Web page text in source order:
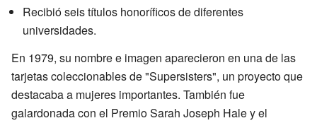
Recibió seis títulos honoríficos de diferentes
universidades.
En 1979, su nombre e imagen aparecieron en una de las
tarjetas coleccionables de "Supersisters", un proyecto que
destacaba a mujeres importantes. También fue
galardonada con el Premio Sarah Joseph Hale y el